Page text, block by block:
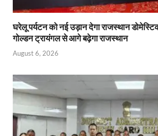
घरेलू पर्यटन को नई उड़ान देगा राजस्थान
गोल्डन ट्रायंगल से आगे बढ़ेगा राजस्थान
August 6, 2026